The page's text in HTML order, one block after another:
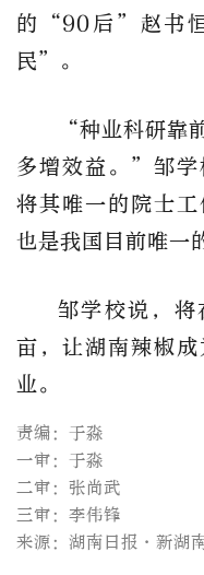
的“90后”赵书
民”。
“种业科研靠
多增效益。”邹学
将其唯一的院士
也是我国目前唯一
邹学校说，
亩，让湖南辣椒
业。
责编：于淼
一审：于淼
二审：张尚武
三审：李伟锋
来源：湖南日报·新湖